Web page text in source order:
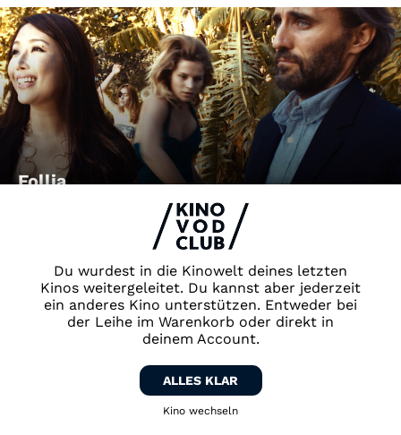
Du wurdest in die Kinowelt deines letzten
Kinos weitergeleitet. Du kannst aber jederzeit
ein anderes Kino unterstützen. Entweder bei
der Leihe im Warenkorb oder direkt in
deinem Account.
ALLES KLAR
Kino wechseln
Follia